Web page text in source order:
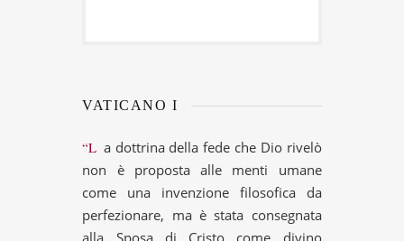
VATICANO I
“La dottrina della fede che Dio rivelò
non è proposta alle menti umane
come una invenzione filosofica da
perfezionare, ma è stata consegnata
alla Sposa di Cristo come divino